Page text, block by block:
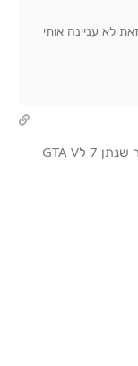
לא עניינה אותי
לא סובל את כל האתרים שנותנים 8 כמו האתר שנתן 7 לGTA V